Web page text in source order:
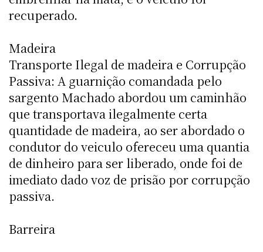
recuperado.
Madeira
Transporte Ilegal de madeira e Corrupção
Passiva: A guarnição comandada pelo
sargento Machado abordou um caminhão
que transportava ilegalmente certa
quantidade de madeira, ao ser abordado o
condutor do veiculo ofereceu uma quantia
de dinheiro para ser liberado, onde foi de
imediato dado voz de prisão por corrupção
passiva.
Barreira